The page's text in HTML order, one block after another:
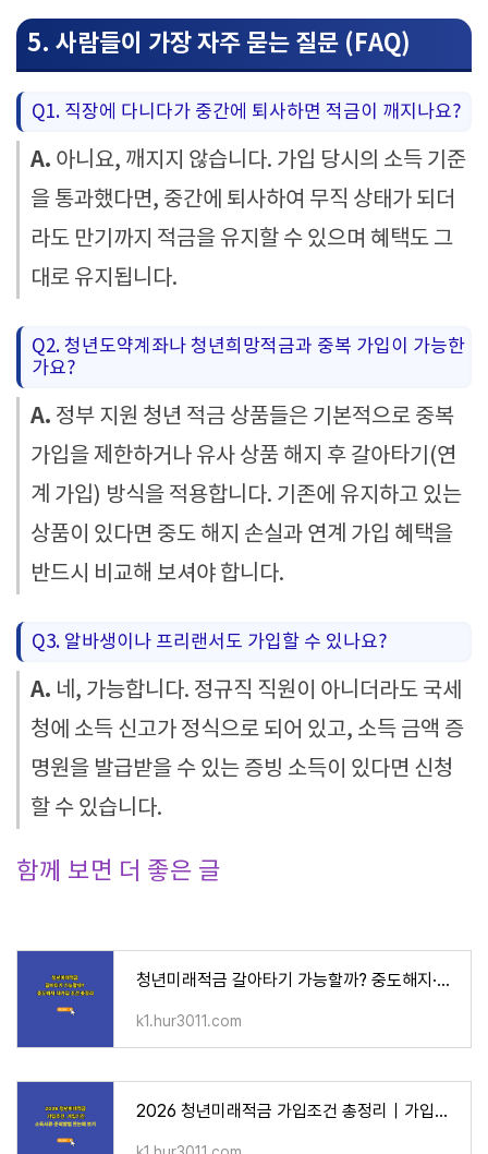
5. 사람들이 가장 자주 묻는 질문 (FAQ)
Q1. 직장에 다니다가 중간에 퇴사하면 적금이 깨지나요?
A. 아니요, 깨지지 않습니다. 가입 당시의 소득 기준
을 통과했다면, 중간에 퇴사하여 무직 상태가 되더
라도 만기까지 적금을 유지할 수 있으며 혜택도 그
대로 유지됩니다.
Q2. 청년도약계좌나 청년희망적금과 중복 가입이 가능한
가요?
A. 정부 지원 청년 적금 상품들은 기본적으로 중복
가입을 제한하거나 유사 상품 해지 후 갈아타기(연
계 가입) 방식을 적용합니다. 기존에 유지하고 있는
상품이 있다면 중도 해지 손실과 연계 가입 혜택을
반드시 비교해 보셔야 합니다.
Q3. 알바생이나 프리랜서도 가입할 수 있나요?
A. 네, 가능합니다. 정규직 직원이 아니더라도 국세
청에 소득 신고가 정식으로 되어 있고, 소득 금액 증
명원을 발급받을 수 있는 증빙 소득이 있다면 신청
할 수 있습니다.
함께 보면 더 좋은 글
청년미래적금 갈아타기 가능할까? 중도해지·재가입 조건 총정리
k1.hur3011.com
2026 청년미래적금 가입조건 총정리｜가입기간·소득서류·준비방법 한눈에 보기